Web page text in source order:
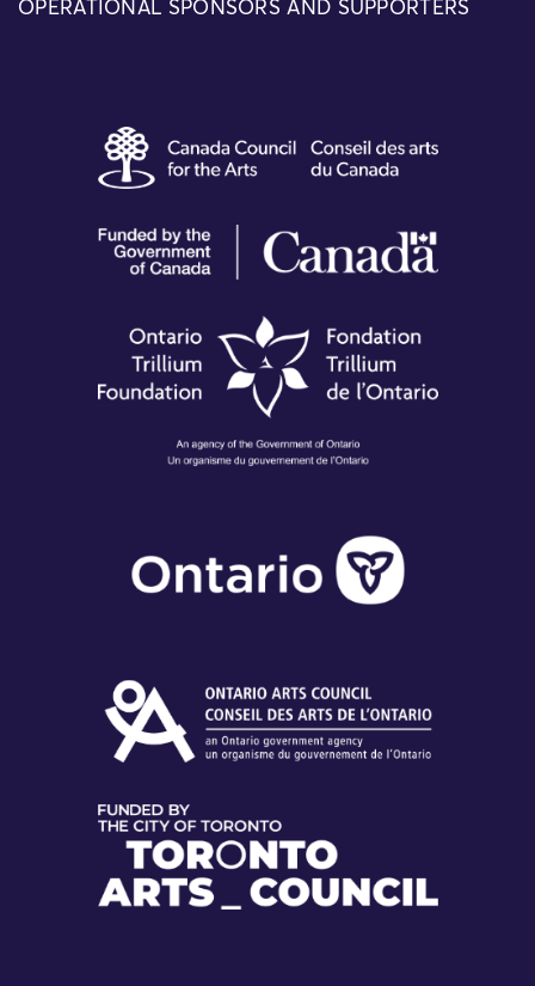
OPERATIONAL SPONSORS AND SUPPORTERS